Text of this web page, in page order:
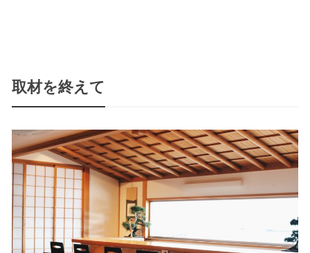
取材を終えて